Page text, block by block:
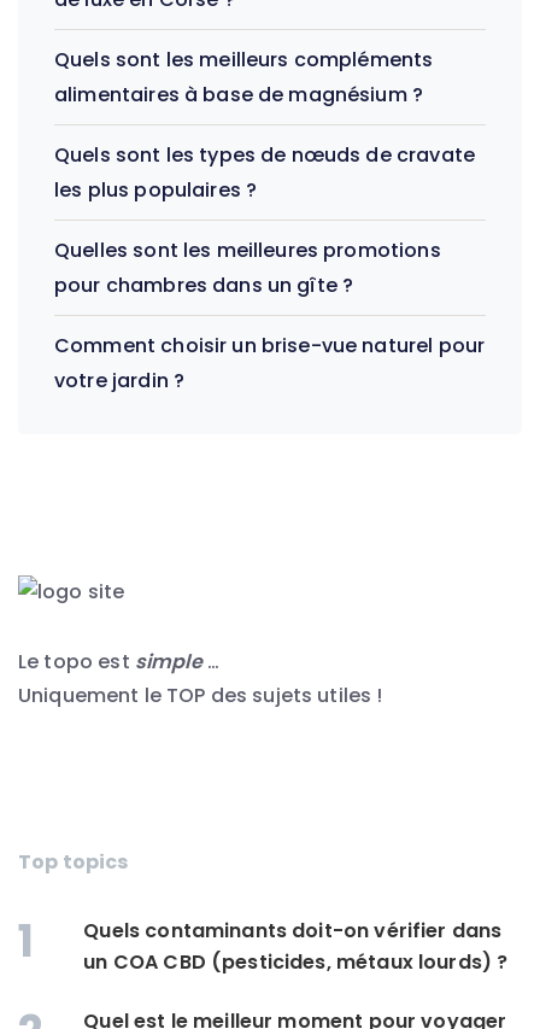
Quels sont les meilleurs compléments
alimentaires à base de magnésium ?
Quels sont les types de nœuds de cravate
les plus populaires ?
Quelles sont les meilleures promotions
pour chambres dans un gîte ?
Comment choisir un brise-vue naturel pour
votre jardin ?
Le topo est simple…
Uniquement le TOP des sujets utiles !
Top topics
1
Quels contaminants doit-on vérifier dans
un COA CBD (pesticides, métaux lourds) ?
Quel est le meilleur moment pour voyager